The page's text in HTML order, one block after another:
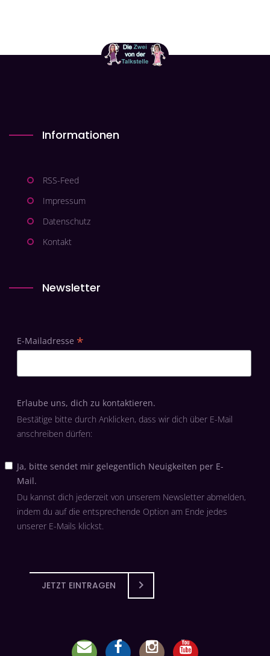
Informationen
RSS-Feed
Impressum
Datenschutz
Kontakt
Newsletter
E-Mailadresse *
Erlaube uns, dich zu kontaktieren.
Bestätige bitte durch Anklicken, dass wir dich über E-Mail
anschreiben dürfen:
Ja, bitte sendet mir gelegentlich Neuigkeiten per E-
Mail.
Du kannst dich jederzeit von unserem Newsletter abmelden,
indem du auf die entsprechende Option am Ende jedes
unserer E-Mails klickst.
JETZT EINTRAGEN